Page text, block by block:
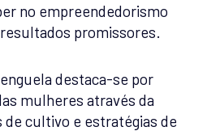
no empreendedorismo
promissores.
destaca-se por
mulheres através da
cultivo e estratégias de